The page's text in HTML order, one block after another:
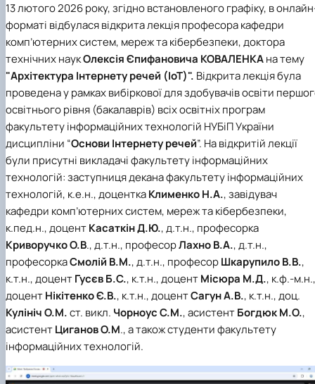
13 лютого 2026 року, згідно встановленого графіку, в
форматі відбулася відкрита лекція професора кафедри
комп’ютерних систем, мереж та кібербезпеки, доктора
технічних наукОлексія Єпифановича КОВАЛЕНКАна тему
"Архітектура Інтернету речей (ІоТ)". Відкрита лекція була
проведена у рамках вибіркової для здобувачів освіти
освітнього рівня (бакалаврів) всіх освітніх програм
факультету інформаційних технологій НУБіП України
дисципліни “Основи Інтернету речей”. На відкритій лекції
були присутні викладачі факультету інформаційних
технологій: заступниця декана факультету інформаційних
технологій, к.е.н., доценткаКлименко Н.А., завідувач
кафедри комп’ютерних систем, мереж та кібербезпеки,
к.пед.н., доцентКасаткін Д.Ю., д.т.н., професорка
Криворучко О.В., д.т.н., професорЛахно В.А., д.т.н.,
професоркаСмолій В.М., д.т.н., професорШкарупило В.В.,
к.т.н., доцентГусєв Б.С., к.т.н., доцентМісюра М.Д., к.ф.-м.н.,
доцентНікітенко Є.В., к.т.н., доцентСагунА.В., к.т.н., доц.
Кулініч О.М.ст. викл. ЧорноусС.М., асистентБогдюк М.О.,
асистентЦигановО.М., а також студенти факультету
інформаційних технологій.